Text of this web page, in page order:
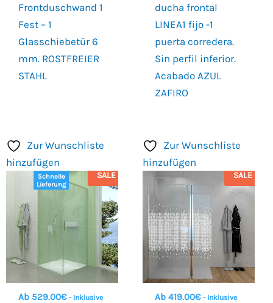
Frontduschwand 1
Fest – 1
Glasschiebetür 6
mm. ROSTFREIER
STAHL
ducha frontal
LINEA1 fijo -1
puerta corredera.
Sin perfil inferior.
Acabado AZUL
ZAFIRO
Zur Wunschliste
hinzufügen
Schnelle
Lieferung
SALE
Ab 529.00€ - Inklusive
Zur Wunschliste
hinzufügen
SALE
Ab 419.00€ - Inklusive